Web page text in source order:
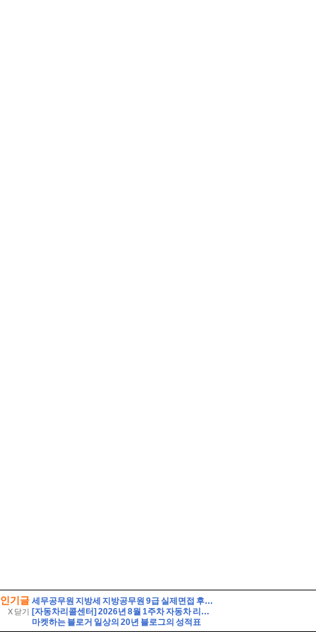
인기글
X 닫기
세무공무원 지방세 지방공무원 9급 실제면접 후기] 지방세 9급 지방공무원 면접 (지방공무원 9급 지방세 실제 수험자 8인의 생생한 면접 후기)
[자동차리콜센터] 2026년 8월 1주차 자동차 리콜 및 무상 수리 안내
마켓하는 블로거 일상의 20년 블로그의 성적표